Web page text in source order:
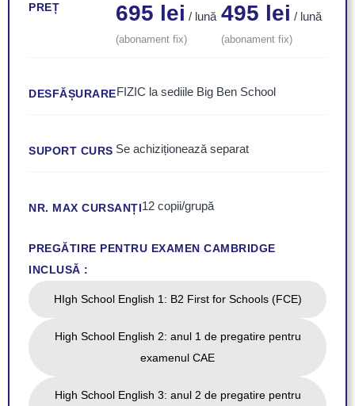
PREȚ 695 lei / lună
(abonament fix)
495 lei / lună
(abonament fix)
DESFĂȘURAREFIZIC la sediile Big Ben School
SUPORT CURS Se achiziționează separat
NR. MAX CURSANȚI12 copii/grupă
PREGĂTIRE PENTRU EXAMEN CAMBRIDGE
INCLUSĂ :
HIgh School English 1: B2 First for Schools (FCE)
High School English 2: anul 1 de pregatire pentru
examenul CAE
High School English 3: anul 2 de pregatire pentru